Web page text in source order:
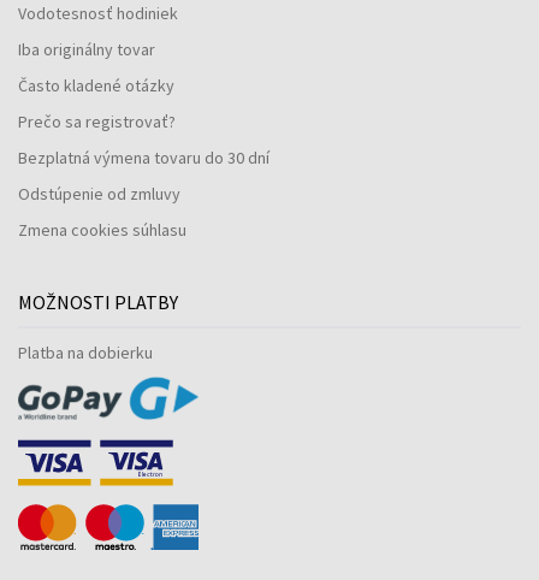
Vodotesnosť hodiniek
Iba originálny tovar
Často kladené otázky
Prečo sa registrovať?
Bezplatná výmena tovaru do 30 dní
Odstúpenie od zmluvy
Zmena cookies súhlasu
MOŽNOSTI PLATBY
Platba na dobierku